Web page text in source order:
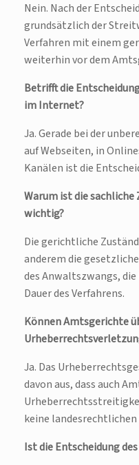
Nein. Nach der
grundsätzlich der
Verfahren mit einem
weiterhin vor dem
Betrifft die
im Internet?
Ja. Gerade bei der
auf Webseiten, in
Kanälen ist die
Warum ist die
wichtig?
Die gerichtliche
anderem die
des Anwaltszwangs,
Dauer des Verfahrens.
Können Amtsgerichte
Ja. Das
davon aus, dass auch
keine
Ist die Entscheidung